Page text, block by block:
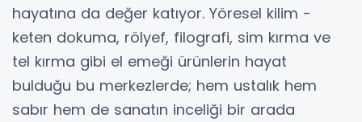
hayatına da değer katıyor. Yöresel kilim -
keten dokuma, rölyef, filografi, sim kırma ve
tel kırma gibi el emeği ürünlerin hayat
bulduğu bu merkezlerde; hem ustalık hem
sabır hem de sanatın inceliği bir arada